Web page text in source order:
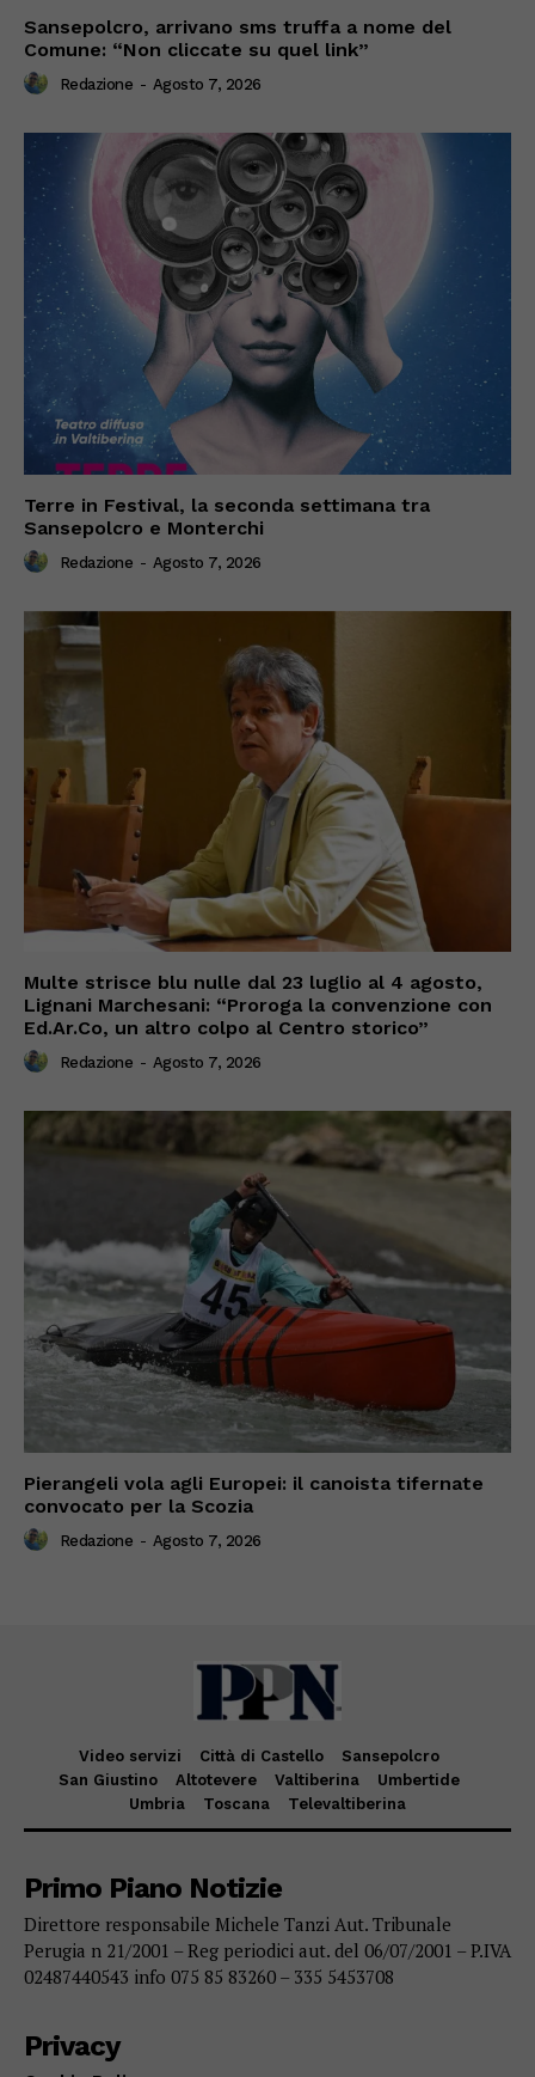
Sansepolcro, arrivano sms truffa a nome del
Comune: “Non cliccate su quel link”
Redazione - Agosto 7, 2026
Terre in Festival, la seconda settimana tra
Sansepolcro e Monterchi
Redazione - Agosto 7, 2026
Multe strisce blu nulle dal 23 luglio al 4 agosto,
Lignani Marchesani: “Proroga la convenzione con
Ed.Ar.Co, un altro colpo al Centro storico”
Redazione - Agosto 7, 2026
Pierangeli vola agli Europei: il canoista tifernate
convocato per la Scozia
Redazione - Agosto 7, 2026
Video servizi Città di Castello
Sansepolcro
San Giustino
Altotevere Valtiberina
Umbertide
Umbria
Toscana Televaltiberina
Primo Piano Notizie
Direttore responsabile Michele Tanzi Aut. Tribunale
Perugia n 21/2001 – Reg periodici aut. del 06/07/2001 – P.IVA
02487440543 info 075 85 83260 – 335 5453708
Privacy